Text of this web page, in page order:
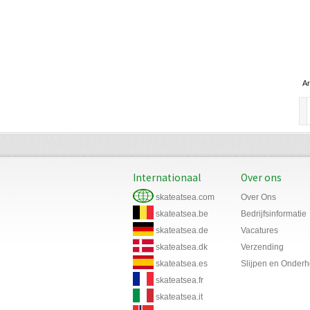
Internationaal
skateatsea.com
skateatsea.be
skateatsea.de
skateatsea.dk
skateatsea.es
skateatsea.fr
skateatsea.it
Over ons
Over Ons
Bedrijfsinformatie
Vacatures
Verzending
Slijpen en